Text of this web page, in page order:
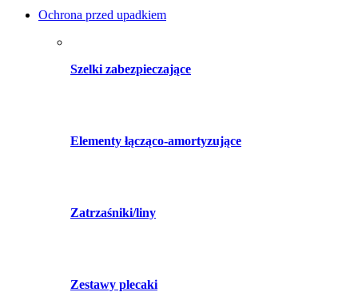
Ochrona przed upadkiem
Szelki zabezpieczające
Elementy łącząco-amortyzujące
Zatrzaśniki/liny
Zestawy plecaki